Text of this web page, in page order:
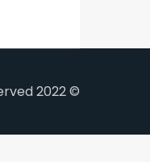
© 2022 System rules. All Right Reserved.